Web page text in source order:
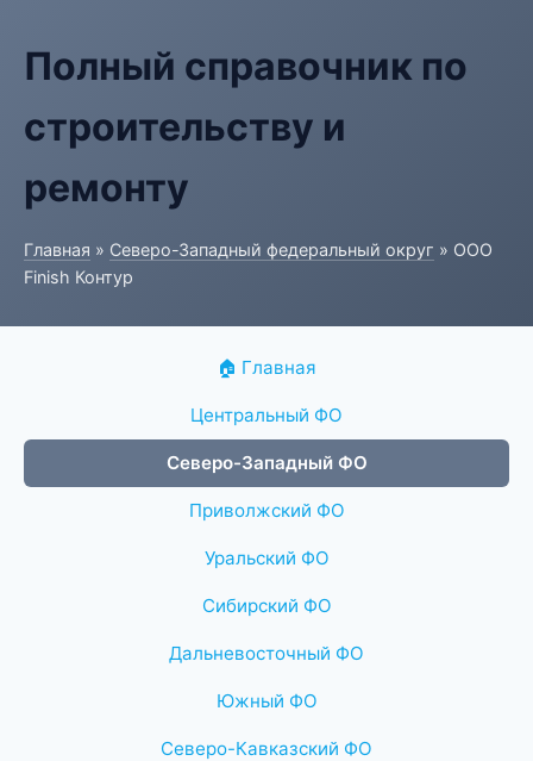
Полный справочник по
строительству и
ремонту
Главная » Северо-Западный федеральный округ » ООО
Finish Контур
🏠 Главная
Центральный ФО
Северо-Западный ФО
Приволжский ФО
Уральский ФО
Сибирский ФО
Дальневосточный ФО
Южный ФО
Северо-Кавказский ФО